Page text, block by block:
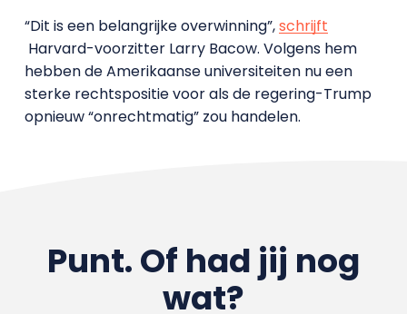
“Dit is een belangrijke overwinning”,schrijft
Harvard-voorzitter Larry Bacow. Volgens hem
hebben de Amerikaanse universiteiten nu een
sterke rechtspositie voor als de regering-Trump
opnieuw “onrechtmatig” zou handelen.
Punt. Of had jij nog
wat?